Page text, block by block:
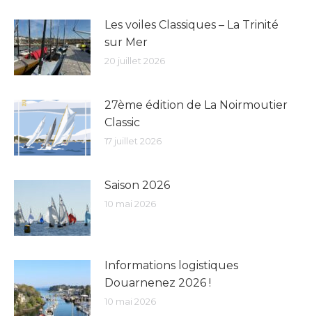
Les voiles Classiques – La Trinité
sur Mer
20 juillet 2026
27ème édition de La Noirmoutier
Classic
17 juillet 2026
Saison 2026
10 mai 2026
Informations logistiques
Douarnenez 2026 !
10 mai 2026